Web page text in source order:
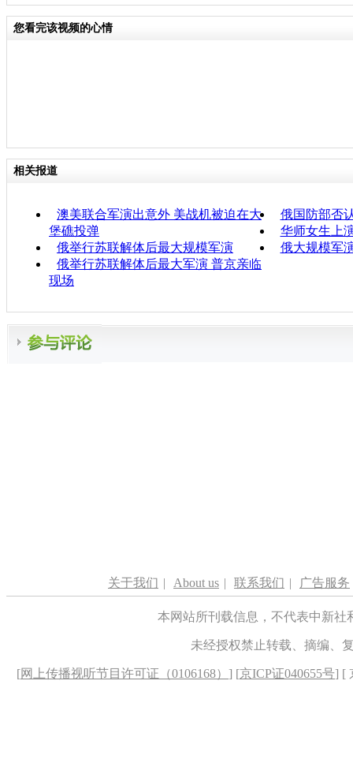
您看完该视频的心情
相关报道
澳美联合军演出意外 美战机被迫在大
堡礁投弹
俄国防部否
华师女生上
俄举行苏联解体后最大规模军演
俄大规模军
俄举行苏联解体后最大军演 普京亲临
现场
关于我们 | About us | 联系我们 | 广告服务
本网站所刊载信息，不代表中新
未经授权禁止转载、摘编、
[网上传播视听节目许可证（0106168） ] [京ICP证040655号] [